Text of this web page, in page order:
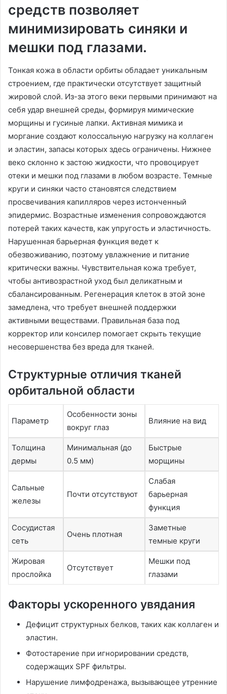
средств позволяет
минимизировать синяки и
мешки под глазами.
Тонкая кожа в области орбиты обладает уникальным
строением, где практически отсутствует защитный
жировой слой. Из-за этого веки первыми принимают на
себя удар внешней среды, формируя мимические
морщины и гусиные лапки. Активная мимика и
моргание создают колоссальную нагрузку на коллаген
и эластин, запасы которых здесь ограничены. Нижнее
веко склонно к застою жидкости, что провоцирует
отеки и мешки под глазами в любом возрасте. Темные
круги и синяки часто становятся следствием
просвечивания капилляров через истонченный
эпидермис. Возрастные изменения сопровождаются
потерей таких качеств, как упругость и эластичность.
Нарушенная барьерная функция ведет к
обезвоживанию, поэтому увлажнение и питание
критически важны. Чувствительная кожа требует,
чтобы антивозрастной уход был деликатным и
сбалансированным. Регенерация клеток в этой зоне
замедлена, что требует внешней поддержки
активными веществами. Правильная база под
корректор или консилер помогает скрыть текущие
несовершенства без вреда для тканей.
Структурные отличия тканей
орбитальной области
Параметр
Особенности зоны
вокруг глаз
Влияние на вид
Толщина
дермы
Минимальная (до
0.5 мм)
Быстрые
морщины
Сальные
железы
Почти отсутствуют
Слабая
барьерная
функция
Сосудистая
сеть
Очень плотная
Заметные
темные круги
Жировая
прослойка
Отсутствует
Мешки под
глазами
Факторы ускоренного увядания
Дефицит структурных белков, таких как коллаген и
эластин.
Фотостарение при игнорировании средств,
содержащих SPF фильтры.
Нарушение лимфодренажа, вызывающее утренние